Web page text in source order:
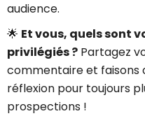
audience.
🌟 Et vous, quels sont
privilégiés ? Partagez
commentaire et
réflexion pour toujours
prospections !